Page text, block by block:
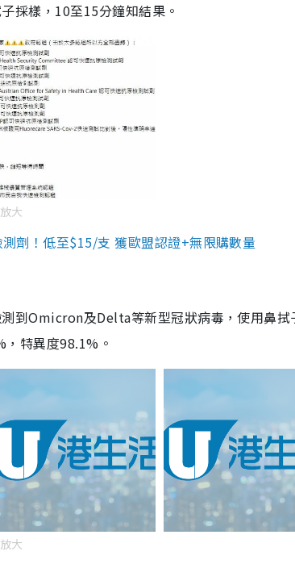
採樣，10至15分鐘知結果。
大
劑！低至$15/支 獲歐盟認證+無限購數量
到Omicron及Delta等新型冠狀病毒，使用鼻拭
特異度98.1%。
大